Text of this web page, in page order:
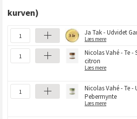
kurven)
Ja Tak - Udvidet
Læs mere
Nicolas Vahé - Te
citron
Læs mere
Nicolas Vahé - Te
Pebermynte
Læs mere